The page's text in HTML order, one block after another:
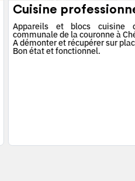
Cuisine
Appareils et blocs cuisine
communale de la couronne à
A démonter et récupérer sur
Bon état et fonctionnel.